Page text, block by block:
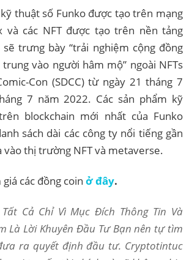
thuật số Funko được tạo trên mạng
và các NFT được tạo trên nền tảng
trưng bày “trải nghiệm cộng đồng
vào người hâm mộ” ngoài NFTs
Con (SDCC) từ ngày 21 tháng 7
7 năm 2022. Các sản phẩm kỹ
blockchain mới nhất của Funko
sách dài các công ty nổi tiếng gần
vào thị trường NFT và metaverse.
các đồng coin ở đây.
Cả Chỉ Vì Mục Đích Thông Tin Và
Là Lời Khuyên Đầu Tư Bạn nên tự tìm
ra quyết định đầu tư. Cryptotintuc